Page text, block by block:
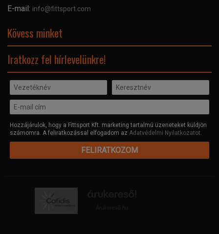
Adatvédelmi nyilatkozat
E-mail: info@fittsport.com
Kövess minket
Iratkozz fel hírlevelünkre!
Hozzájárulok, hogy a Fittsport Kft. marketing tartalmú üzeneteket küldjön
számomra. A feliratkozással elfogadom az Adatvédelmi Nyilatkozatot.
FELIRATKOZOM